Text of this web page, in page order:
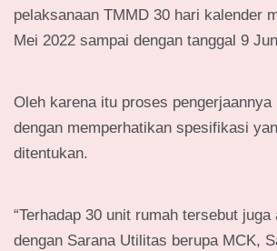
pelaksanaan TMMD 30 hari kalender
Mei 2022 sampai dengan tanggal 9
Oleh karena itu proses
dengan memperhatikan spesifikasi
ditentukan.
“Terhadap 30 unit rumah tersebut juga
dengan Sarana Utilitas berupa MCK,